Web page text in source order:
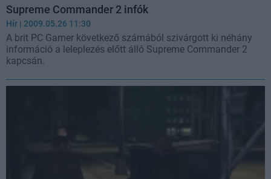
Supreme Commander 2 infók
Hír | 2009.05.26 11:30
A brit PC Gamer következő számából szivárgott ki néhány
információ a leleplezés előtt álló Supreme Commander 2
kapcsán.